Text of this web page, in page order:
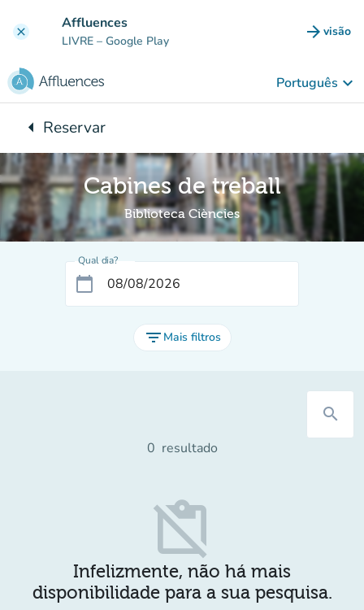
clear Affluences
LIVRE – Google Play arrow_forward visão
(novo
Português keyboard_arrow_down
arrow_leftVoltar para:
Reservar
Cabines de treball
Biblioteca Ciències
Qual dia?
calendar_today
filter_list Mais filtros
search
0 resultado
content_paste_off
Infelizmente, não há mais
disponibilidade para a sua pesquisa.